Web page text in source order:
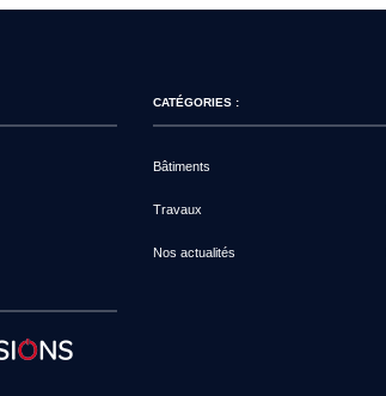
CATÉGORIES :
Bâtiments
Travaux
Nos actualités